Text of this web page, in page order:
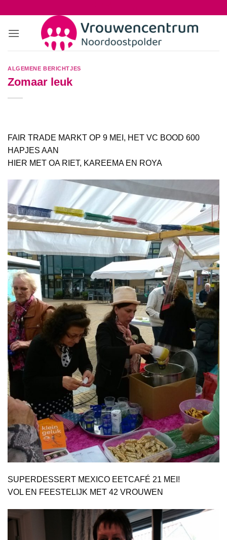
inhoud
ALGEMENE BERICHTJES
Zomaar leuk
FAIR TRADE MARKT OP 9 MEI, HET VC BOOD 600
HAPJES AAN
HIER MET OA RIET, KAREEMA EN ROYA
SUPERDESSERT MEXICO EETCAFÉ 21 MEI!
VOL EN FEESTELIJK MET 42 VROUWEN